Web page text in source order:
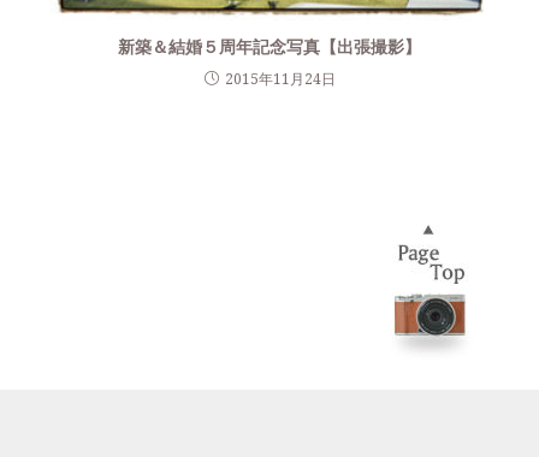
新築＆結婚５周年記念写真【出張撮影】
2015年11月24日